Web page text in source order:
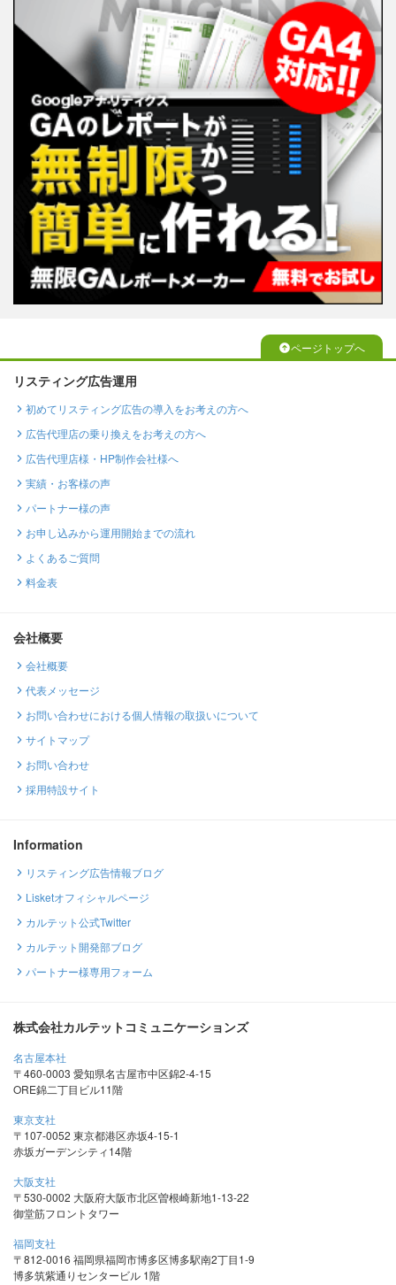
ページトップへ
リスティング広告運用
初めてリスティング広告の導入をお考えの方へ
広告代理店の乗り換えをお考えの方へ
広告代理店様・HP制作会社様へ
実績・お客様の声
パートナー様の声
お申し込みから運用開始までの流れ
よくあるご質問
料金表
会社概要
会社概要
代表メッセージ
お問い合わせにおける個人情報の取扱いについて
サイトマップ
お問い合わせ
採用特設サイト
Information
リスティング広告情報ブログ
Lisketオフィシャルページ
カルテット公式Twitter
カルテット開発部ブログ
パートナー様専用フォーム
株式会社カルテットコミュニケーションズ
名古屋本社
〒460-0003 愛知県名古屋市中区錦2-4-15
ORE錦二丁目ビル11階
東京支社
〒107-0052 東京都港区赤坂4-15-1
赤坂ガーデンシティ14階
大阪支社
〒530-0002 大阪府大阪市北区曽根崎新地1-13-22
御堂筋フロントタワー
福岡支社
〒812-0016 福岡県福岡市博多区博多駅南2丁目1-9
博多筑紫通りセンタービル 1階